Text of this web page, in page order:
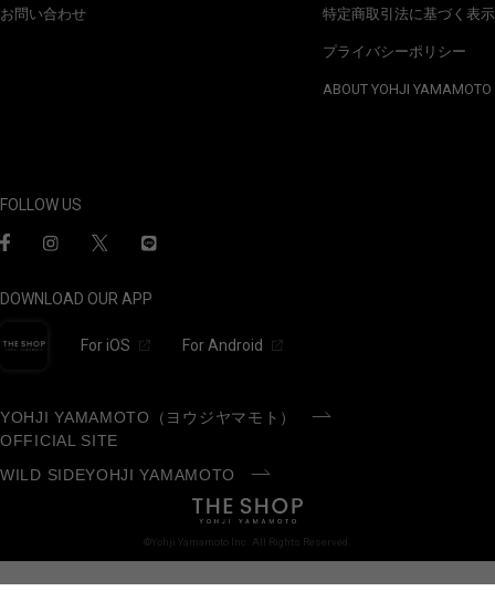
お問い合わせ 特定商取引法に基づく表示
プライバシーポリシー
ABOUT YOHJI YAMAMOTO
FOLLOW US
DOWNLOAD OUR APP
For iOS For Android
YOHJI YAMAMOTO（ヨウジヤマモト）
OFFICIAL SITE
WILD SIDEYOHJI YAMAMOTO
©Yohji Yamamoto Inc. All Rights Reserved.